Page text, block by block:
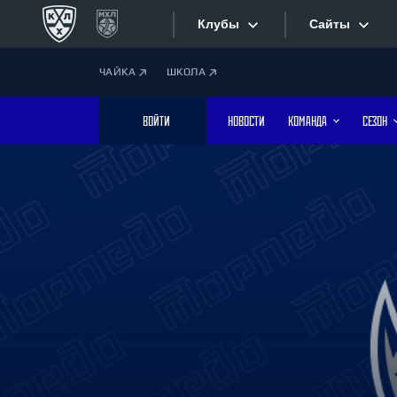
Клубы
Дивизион Боброва
Лада
Сайты
Фотобанк
ЧАЙКА ШКОЛА
ВОЙТИ НОВОСТИ КОМАНДА СЕЗОН